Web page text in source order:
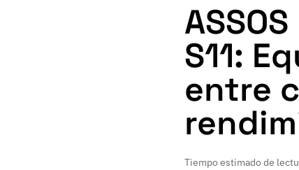
S11:
entre
Tiempo estimado de